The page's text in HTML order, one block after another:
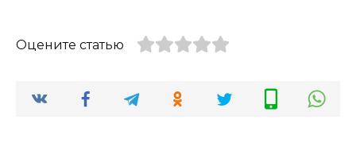
Оцените статью